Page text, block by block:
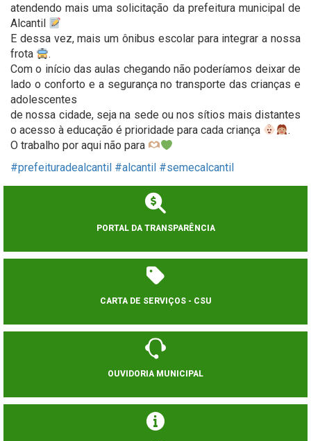
atendendo mais uma solicitação da prefeitura municipal de
Alcantil
E dessa vez, mais um ônibus escolar para integrar a nossa
frota
.
Com o início das aulas chegando não poderíamos deixar de
lado o conforto e a segurança no transporte das crianças e
adolescentes
de nossa cidade, seja na sede ou nos sítios mais distantes
o acesso à educação é prioridade para cada criança
.
O trabalho por aqui não para
#prefeituradealcantil #alcantil #semecalcantil
PORTAL DA TRANSPARÊNCIA
CARTA DE SERVIÇOS - CSU
OUVIDORIA MUNICIPAL